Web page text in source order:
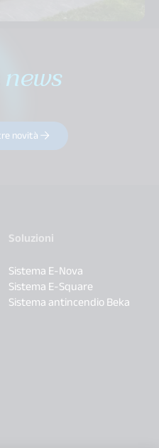
news
novità
Soluzioni
Sistema E-Nova
Sistema E-Square
Sistema antincendio Beka